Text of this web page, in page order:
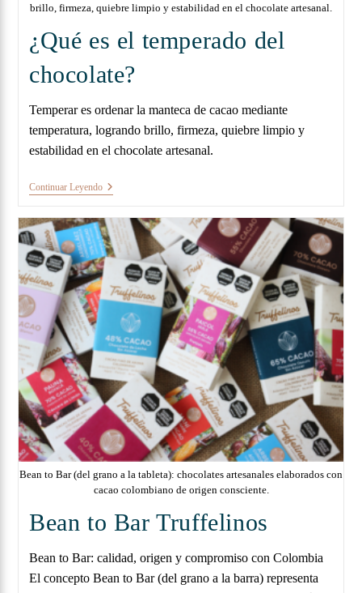
brillo, firmeza, quiebre limpio y estabilidad en el chocolate artesanal.
¿Qué es el temperado del
chocolate?
Temperar es ordenar la manteca de cacao mediante
temperatura, logrando brillo, firmeza, quiebre limpio y
estabilidad en el chocolate artesanal.
Continuar Leyendo
Bean to Bar (del grano a la tableta): chocolates artesanales elaborados con
cacao colombiano de origen consciente.
Bean to Bar Truffelinos
Bean to Bar: calidad, origen y compromiso con Colombia
El concepto Bean to Bar (del grano a la barra) representa